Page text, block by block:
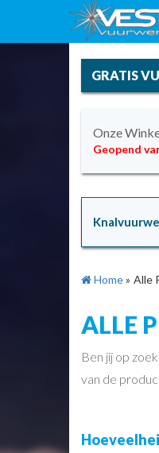
GRATIS
Onze
Geopend
Home» Alle
ALLE
Ben jij op
van de